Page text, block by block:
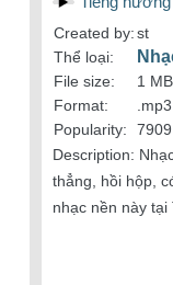
Created by:st
Thể loại:
File size: 1
Format:
.mp3
Popularity:
Description:
thẳng, hồi hộp,
nhạc nền này tại